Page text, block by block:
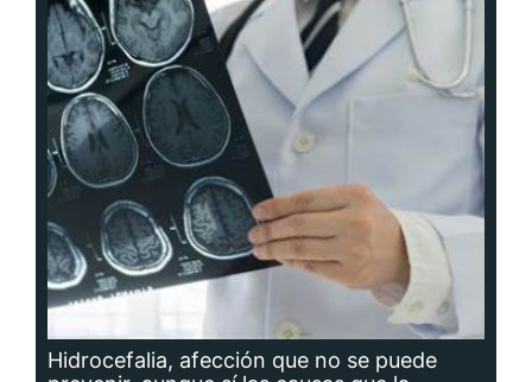
Hidrocefalia, afección que no se puede